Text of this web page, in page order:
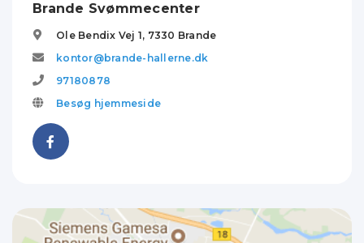
Brande Svømmecenter
Ole Bendix Vej 1, 7330 Brande
kontor@brande-hallerne.dk
97180878
Besøg hjemmeside